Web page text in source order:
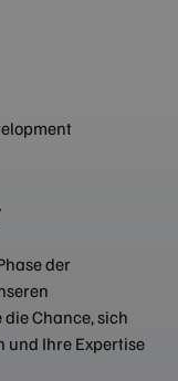
der
Chance, sich
und Ihre Expertise
Ablaufdatum